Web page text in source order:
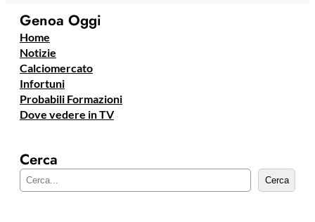
Genoa Oggi
Home
Notizie
Calciomercato
Infortuni
Probabili Formazioni
Dove vedere in TV
Cerca
e
Cerca